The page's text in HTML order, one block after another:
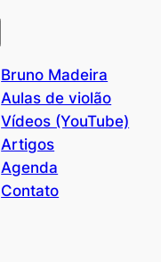
Bruno Madeira
Aulas de violão
Vídeos (YouTube)
Artigos
Agenda
Contato